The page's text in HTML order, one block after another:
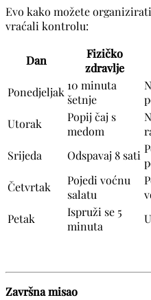
Evo kako možete
vraćali kontrolu:
Dan
Fizičko
zdravlje
Ponedjeljak 10 minuta
šetnje
Utorak
Popij čaj s
medom
Srijeda
Odspavaj 8 sati
Četvrtak
Pojedi voćnu
salatu
Petak
Ispruži se 5
minuta
Završna misao